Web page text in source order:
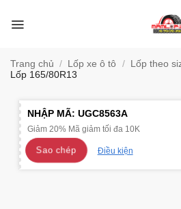
qua
Trang chủ / Lốp xe ô tô / Lốp theo
Lốp 165/80R13
NHẬP MÃ: UGC8563A
Giảm 20% Mã giảm tối đa 10K
Sao chép Điều kiện